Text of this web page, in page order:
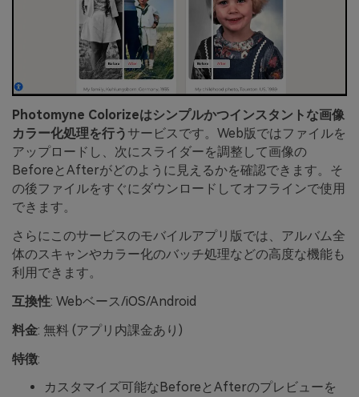
Photomyne Colorizeはシンプルかつインスタントな画像
カラー化処理を行う サービスです。Web版ではファイルを
アップロードし、次にスライダーを調整して画像の
BeforeとAfterがどのように見えるかを確認できます。そ
の後ファイルをすぐにダウンロードしてオフラインで使用
できます。
さらにこのサービスのモバイルアプリ版では、アルバム全
体のスキャンやカラー化のバッチ処理などの高度な機能も
利用できます。
互換性: Webベース/iOS/Android
料金: 無料 (アプリ内課金あり)
特徴:
カスタマイズ可能なBeforeとAfterのプレビューを